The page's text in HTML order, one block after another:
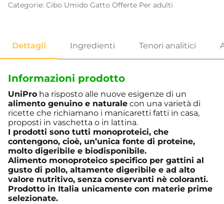
Categorie: Cibo Umido Gatto Offerte Per adulti
Informazioni prodotto
UniPro ha risposto alle nuove esigenze di un
alimento genuino e naturale con una varietà di
ricette che richiamano i manicaretti fatti in casa,
proposti in vaschetta o in lattina.
I prodotti sono tutti monoproteici, che
contengono, cioè, un’unica fonte di proteine,
molto digeribile e biodisponibile.
Alimento monoproteico specifico per gattini al
gusto di pollo, altamente digeribile e ad alto
valore nutritivo, senza conservanti nè coloranti.
Prodotto in Italia unicamente con materie prime
selezionate.